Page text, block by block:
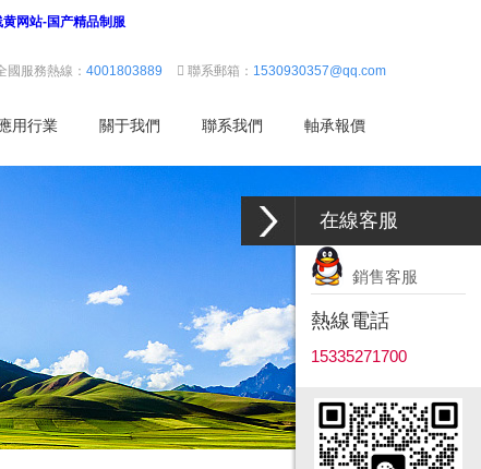
网站-国产精品制服
國服務熱線： 4001803889 聯系郵箱： 1530930357@qq.com
應用行業 關于我們 聯系我們 軸承報價
在線客服
銷售客服
熱線電話
15335271700